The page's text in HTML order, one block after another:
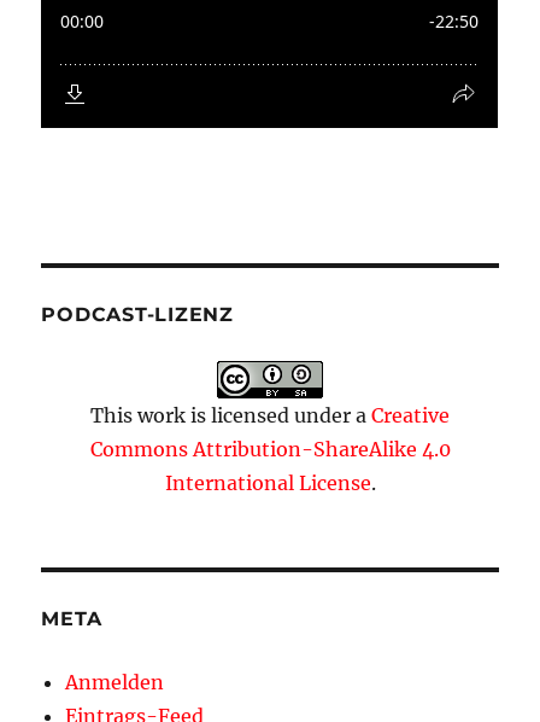
PODCAST-LIZENZ
This work is licensed under a Creative
Commons Attribution-ShareAlike 4.0
International License.
META
Anmelden
Eintrags-Feed